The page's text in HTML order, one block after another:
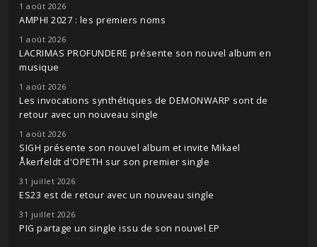
1 août 2026
AMPHI 2027 : les premiers noms
1 août 2026
LACRIMAS PROFUNDERE présente son nouvel album en
musique
1 août 2026
Les invocations synthétiques de DEMONWARP sont de
retour avec un nouveau single
1 août 2026
SIGH présente son nouvel album et invite Mikael
Åkerfeldt d'OPETH sur son premier single
31 juillet 2026
ES23 est de retour avec un nouveau single
31 juillet 2026
PIG partage un single issu de son nouvel EP